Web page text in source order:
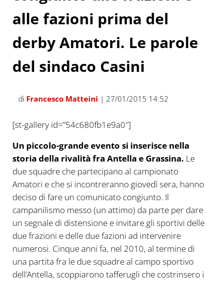
alle fazioni prima del
derby Amatori. Le parole
del sindaco Casini
di Francesco Matteini | 27/01/2015 14:52
[st-gallery id=”54c680fb1e9a0″]
Un piccolo-grande evento si inserisce nella
storia della rivalità fra Antella e Grassina. Le
due squadre che partecipano al campionato
Amatori e che si incontreranno giovedì sera, hanno
deciso di fare un comunicato congiunto. Il
campanilismo messo (un attimo) da parte per dare
un segnale di distensione e invitare gli sportivi delle
due frazioni e delle due fazioni ad intervenire
numerosi. Cinque anni fa, nel 2010, al termine di
una partita fra le due squadre al campo sportivo
dell’Antella, scoppiarono tafferugli che costrinsero i